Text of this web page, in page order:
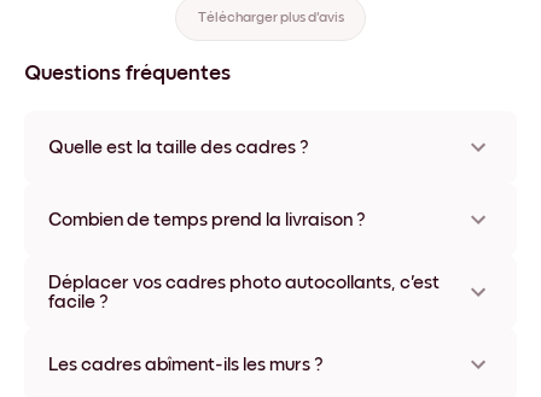
Télécharger plus d'avis
Questions fréquentes
Quelle est la taille des cadres ?
matériaux et coloris disponibles, y compris sans cadre ou en
Combien de temps prend la livraison ?
généralement une semaine. Livraison express possible dans
certains pays. Un numéro de suivi accompagne chaque
Déplacer vos cadres photo autocollants, c'est
facile ?
l'infini, sans abîmer vos murs.
Les cadres abîment-ils les murs ?